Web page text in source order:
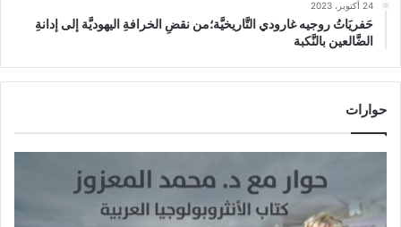
24 أكتوبر، 2023
حَفريَاتُ روجيه غارودي التَّاريخيَّة؛من نقضِ الخرافةِ اليهوديَّة إلى إدانةِ
الضَّالعين بالنَّكبة
حوارات